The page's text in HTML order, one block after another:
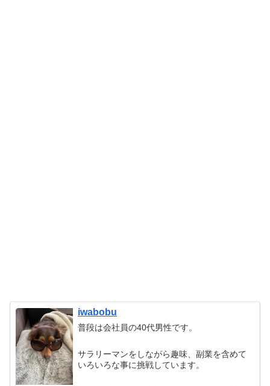
iwabobu
普段は会社員の40代男性です。
サラリーマンをしながら趣味、副業を含めて
いろいろな事に挑戦しています。